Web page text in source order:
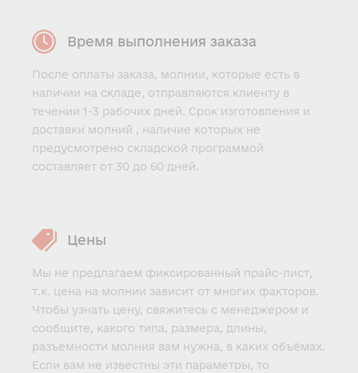
Время выполнения заказа
После оплаты заказа, молнии, которые есть в
наличии на складе, отправляются клиенту в
течении 1-3 рабочих дней. Срок изготовления и
доставки молний , наличие которых не
предусмотрено складской программой
составляет от 30 до 60 дней.
Цены
Мы не предлагаем фиксированный прайс-лист,
т.к. цена на молнии зависит от многих факторов.
Чтобы узнать цену, свяжитесь с менеджером и
сообщите, какого типа, размера, длины,
разъемности молния вам нужна, в каких объёмах.
Если вам не известны эти параметры, то